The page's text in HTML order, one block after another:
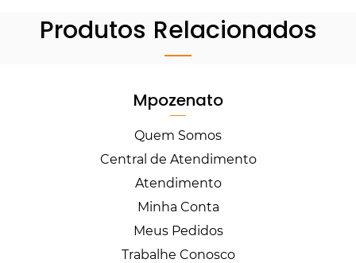
Produtos Relacionados
Mpozenato
Quem Somos
Central de Atendimento
Atendimento
Minha Conta
Meus Pedidos
Trabalhe Conosco